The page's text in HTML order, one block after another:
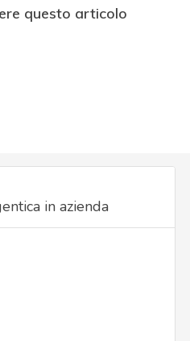
questo articolo
in azienda